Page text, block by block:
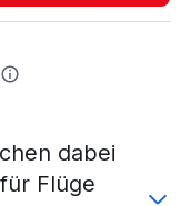
dabei
Flüge